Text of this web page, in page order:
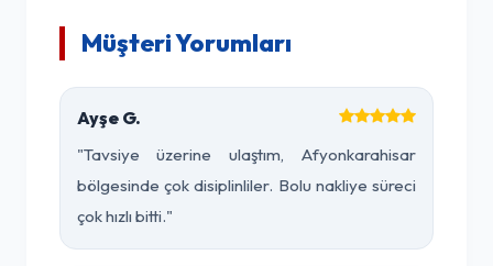
Müşteri Yorumları
Ayşe G.
"Tavsiye üzerine ulaştım, Afyonkarahisar
bölgesinde çok disiplinliler. Bolu nakliye süreci
çok hızlı bitti."